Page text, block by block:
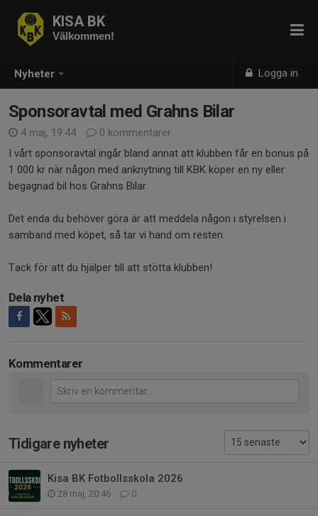
Nyheter Logga in
KISA BK
Välkommen!
Sponsoravtal med Grahns Bilar
4 maj, 19:44
0 kommentarer
I vårt sponsoravtal ingår bland annat att klubben får en bonus på
1 000 kr när någon med anknytning till KBK köper en ny eller
begagnad bil hos Grahns Bilar.
Det enda du behöver göra är att meddela någon i styrelsen i
samband med köpet, så tar vi hand om resten.
Tack för att du hjälper till att stötta klubben!
Dela nyhet
Kommentarer
Tidigare nyheter
Kisa BK Fotbollsskola 2026
28 maj, 20:46 0